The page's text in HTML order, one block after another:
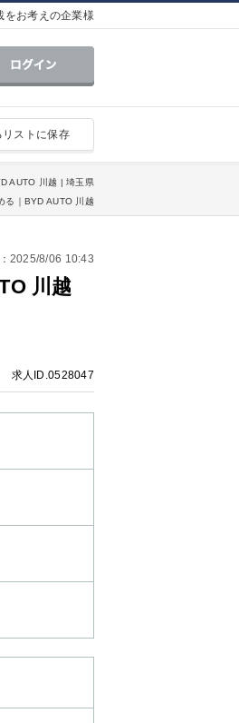
をお考えの企業様
リストに保存
AUTO 川越 | 埼玉県
る｜BYD AUTO 川越
2025/8/06 10:43
川越
求人ID.0528047